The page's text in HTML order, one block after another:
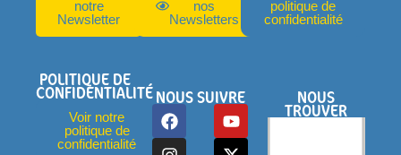
notre
Newsletter
nos
Newsletters
politique de
confidentialité
POLITIQUE DE
CONFIDENTIALITÉ
Voir notre
politique de
confidentialité
NOUS SUIVRE NOUS
TROUVER